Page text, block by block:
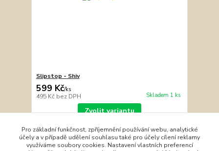
Slipstop - Shiv
599 Kč/ks
495 Kč bez DPH Skladem 1 ks
Zvolit variantu
strana z 1
Pro základní funkčnost, zpříjemnění používání webu, analytické
účely a v případě udělení souhlasu také pro účely cílení reklamy
využíváme soubory cookies. Nastavení vlastních preferencí